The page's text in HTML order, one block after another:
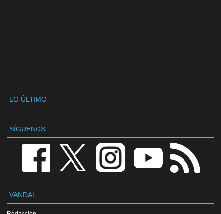
LO ÚLTIMO
SÍGUENOS
VANDAL